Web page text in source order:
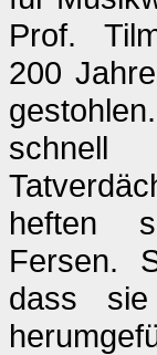
Prof.
200
heften
Fersen.
dass